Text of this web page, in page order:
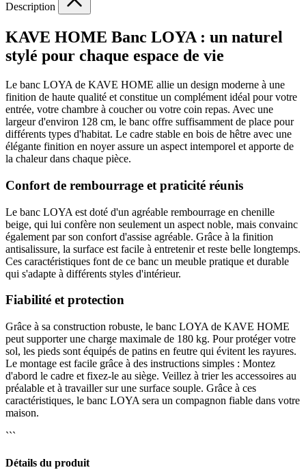
Description
KAVE HOME Banc LOYA : un naturel
stylé pour chaque espace de vie
Le banc LOYA de KAVE HOME allie un design moderne à une
finition de haute qualité et constitue un complément idéal pour votre
entrée, votre chambre à coucher ou votre coin repas. Avec une
largeur d'environ 128 cm, le banc offre suffisamment de place pour
différents types d'habitat. Le cadre stable en bois de hêtre avec une
élégante finition en noyer assure un aspect intemporel et apporte de
la chaleur dans chaque pièce.
Confort de rembourrage et praticité réunis
Le banc LOYA est doté d'un agréable rembourrage en chenille
beige, qui lui confère non seulement un aspect noble, mais convainc
également par son confort d'assise agréable. Grâce à la finition
antisalissure, la surface est facile à entretenir et reste belle longtemps.
Ces caractéristiques font de ce banc un meuble pratique et durable
qui s'adapte à différents styles d'intérieur.
Fiabilité et protection
Grâce à sa construction robuste, le banc LOYA de KAVE HOME
peut supporter une charge maximale de 180 kg. Pour protéger votre
sol, les pieds sont équipés de patins en feutre qui évitent les rayures.
Le montage est facile grâce à des instructions simples : Montez
d'abord le cadre et fixez-le au siège. Veillez à trier les accessoires au
préalable et à travailler sur une surface souple. Grâce à ces
caractéristiques, le banc LOYA sera un compagnon fiable dans votre
maison.
```
Détails du produit